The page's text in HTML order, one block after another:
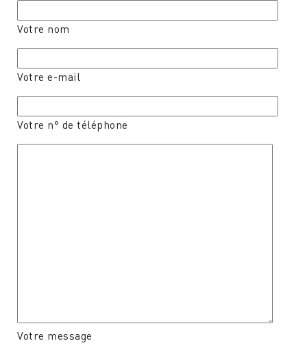
Votre nom
Votre e-mail
Votre n° de téléphone
Votre message